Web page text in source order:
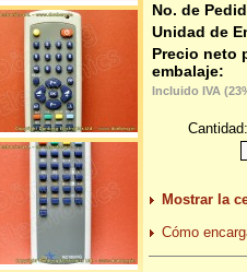
No. de
Unidad de
Precio neto
embalaje:
Incluido IVA
Cantidad:
Mostrar la
Cómo